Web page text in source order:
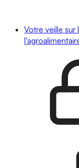
Votre veille sur